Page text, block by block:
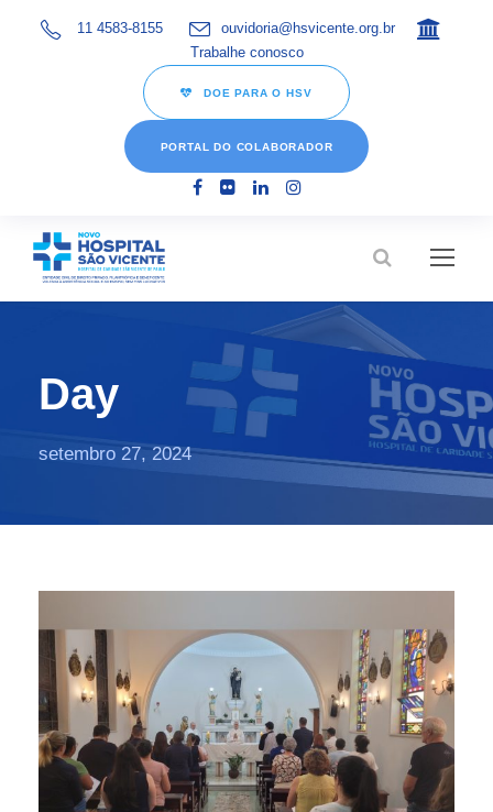
11 4583-8155
ouvidoria@hsvicente.org.br
Trabalhe conosco
DOE PARA O HSV
PORTAL DO COLABORADOR
Day
setembro 27, 2024